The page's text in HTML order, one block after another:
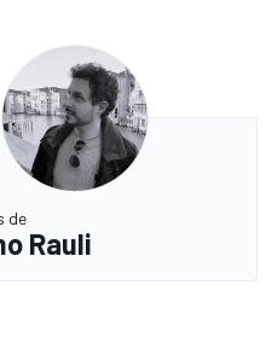
de
Rauli